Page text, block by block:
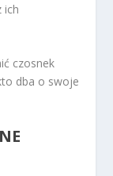
ich
czosnek
dba o swoje